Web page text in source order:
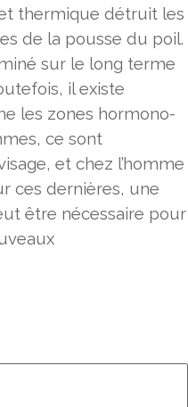
thermique détruit les
de la pousse du poil.
sur le long terme
il existe
les zones hormono-
ce sont
et chez l’homme
ces dernières, une
être nécessaire pour